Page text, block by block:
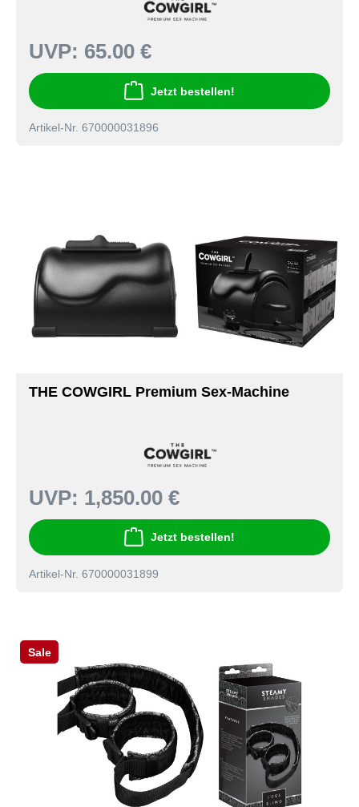
UVP: 65.00 €
Jetzt bestellen!
Artikel-Nr. 670000031896
THE COWGIRL Premium Sex-Machine
UVP: 1,850.00 €
Jetzt bestellen!
Artikel-Nr. 670000031899
Sale